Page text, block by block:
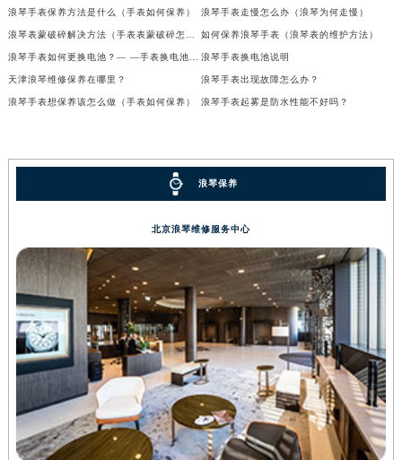
浪琴手表保养方法是什么（手表如何保养） 浪琴手表走慢怎么办（浪琴为何走慢）
如何保养浪琴手表（浪琴表的维护方法）
浪琴手表换电池说明
天津浪琴维修保养在哪里？ 浪琴手表出现故障怎么办？
浪琴手表想保养该怎么做（手表如何保养） 浪琴手表起雾是防水性能不好吗？
浪琴保养
北京浪琴维修服务中心